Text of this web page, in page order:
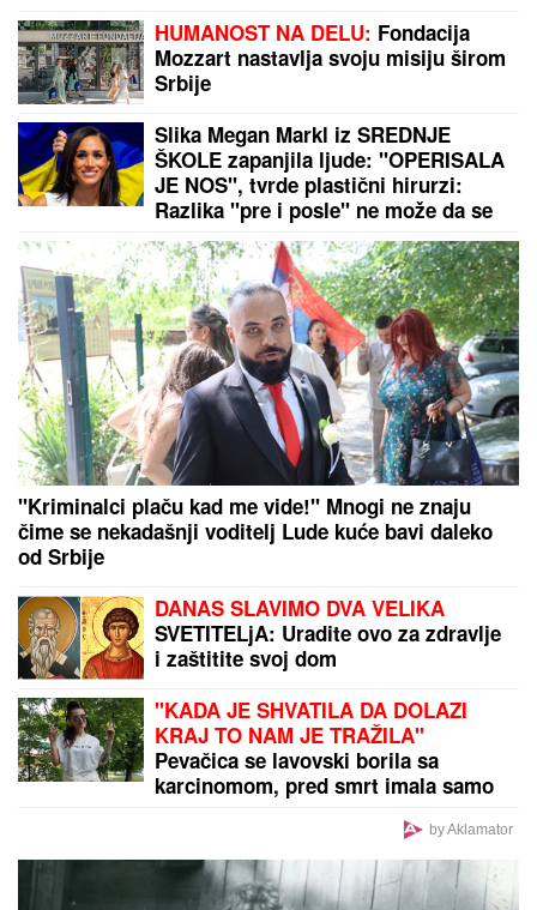
NIKOLA JOKIĆ IZAZVAO PANIKU U DENVERU:
Sprema se cirkus u Americi, radije će u penziju
nego ovo da uradi
ON JE NOVI UČESNIK ELITE 10Željko Mitrović
potvrdio njegov ulazak: Nestao iz javnosti, pa pravio
skandale i bio hapšen
PREPORUKA ZA VAS